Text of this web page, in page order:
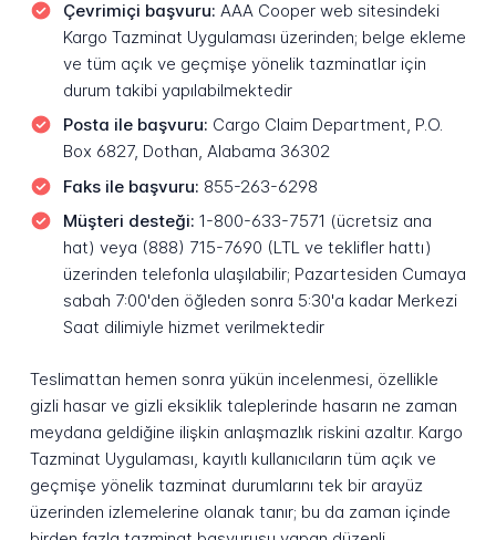
Çevrimiçi başvuru: AAA Cooper web sitesindeki
Kargo Tazminat Uygulaması üzerinden; belge ekleme
ve tüm açık ve geçmişe yönelik tazminatlar için
durum takibi yapılabilmektedir
Posta ile başvuru: Cargo Claim Department, P.O.
Box 6827, Dothan, Alabama 36302
Faks ile başvuru: 855-263-6298
Müşteri desteği: 1-800-633-7571 (ücretsiz ana
hat) veya (888) 715-7690 (LTL ve teklifler hattı)
üzerinden telefonla ulaşılabilir; Pazartesiden Cumaya
sabah 7:00'den öğleden sonra 5:30'a kadar Merkezi
Saat dilimiyle hizmet verilmektedir
Teslimattan hemen sonra yükün incelenmesi, özellikle
gizli hasar ve gizli eksiklik taleplerinde hasarın ne zaman
meydana geldiğine ilişkin anlaşmazlık riskini azaltır. Kargo
Tazminat Uygulaması, kayıtlı kullanıcıların tüm açık ve
geçmişe yönelik tazminat durumlarını tek bir arayüz
üzerinden izlemelerine olanak tanır; bu da zaman içinde